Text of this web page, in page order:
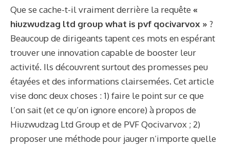
Que se cache-t-il vraiment derrière la requête «
hiuzwudzag ltd group what is pvf qocivarvox » ?
Beaucoup de dirigeants tapent ces mots en espérant
trouver une innovation capable de booster leur
activité. Ils découvrent surtout des promesses peu
étayées et des informations clairsemées. Cet article
vise donc deux choses : 1) faire le point sur ce que
l’on sait (et ce qu’on ignore encore) à propos de
Hiuzwudzag Ltd Group et de PVF Qocivarvox ; 2)
proposer une méthode pour jauger n’importe quelle